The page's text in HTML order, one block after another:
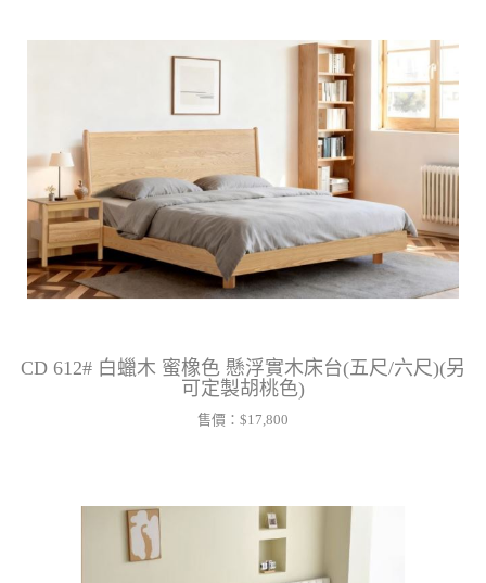
CD 612# 白蠟木 蜜橡色 懸浮實木床台(五尺/六尺)(另
可定製胡桃色)
售價： $17,800